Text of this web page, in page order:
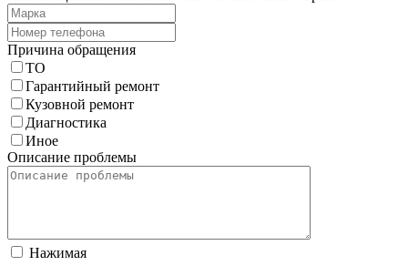
Причина обращения
ТО
Гарантийный ремонт
Кузовной ремонт
Диагностика
Иное
Описание проблемы
Нажимая